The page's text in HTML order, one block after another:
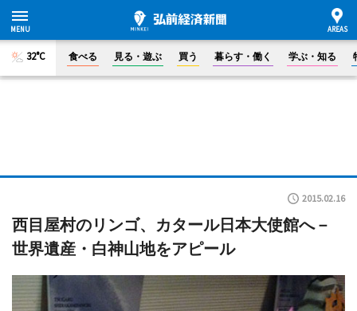
32°C 食べる 見る・遊ぶ 買う 暮らす・働く 学ぶ・知る
2015.02.16
西目屋村のリンゴ、カタール日本大使館へ－
世界遺産・白神山地をアピール